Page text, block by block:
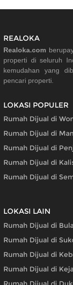
REALOKA
Realoka.com
properti di seluruh
kemudahan yang
pencari properti.
LOKASI POPULER
Rumah Dijual di
Rumah Dijual di
Rumah Dijual di
Rumah Dijual di
Rumah Dijual di
LOKASI LAIN
Rumah Dijual di
Rumah Dijual di
Rumah Dijual di
Rumah Dijual di